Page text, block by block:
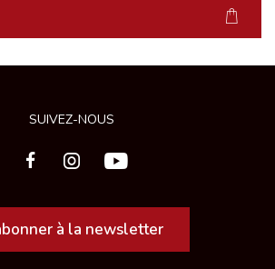
SUIVEZ-NOUS
à la newsletter